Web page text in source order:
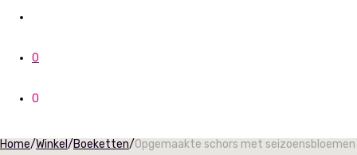
0
0
Home/Winkel /Boeketten/Opgemaakte schors met seizoensbloemen